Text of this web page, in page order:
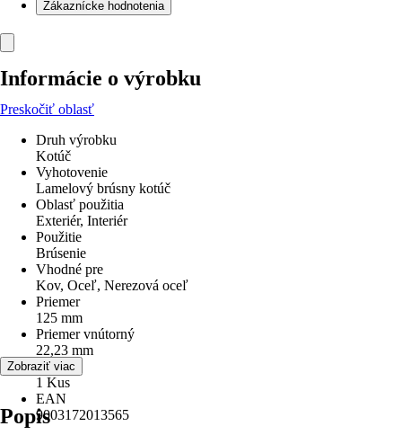
Zákaznícke hodnotenia
Informácie o výrobku
Preskočiť oblasť
Druh výrobku
Kotúč
Vyhotovenie
Lamelový brúsny kotúč
Oblasť použitia
Exteriér, Interiér
Použitie
Brúsenie
Vhodné pre
Kov, Oceľ, Nerezová oceľ
Priemer
125 mm
Priemer vnútorný
22,23 mm
Obsah
1 Kus
EAN
9003172013565
Zobraziť viac
Popis